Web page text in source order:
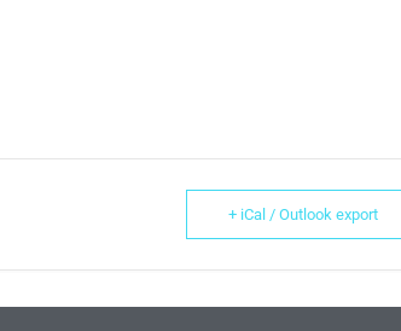
+ iCal / Outlook export